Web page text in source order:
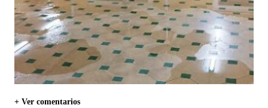
+ Ver comentarios